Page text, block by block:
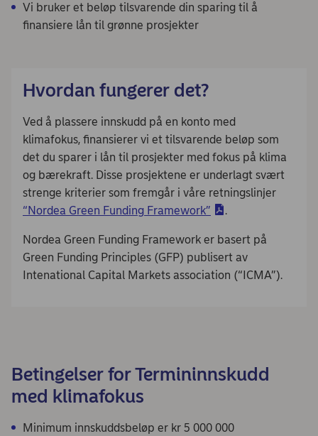
Vi bruker et beløp tilsvarende din sparing til å
finansiere lån til grønne prosjekter
Hvordan fungerer det?
Ved å plassere innskudd på en konto med
klimafokus, finansierer vi et tilsvarende beløp som
det du sparer i lån til prosjekter med fokus på klima
og bærekraft. Disse prosjektene er underlagt svært
strenge kriterier som fremgår i våre retningslinjer
“Nordea Green Funding Framework”
.
Nordea Green Funding Framework er basert på
Green Funding Principles (GFP) publisert av
Intenational Capital Markets association (“ICMA”).
Betingelser for Termininnskudd
med klimafokus
Minimum innskuddsbeløp er kr 5 000 000